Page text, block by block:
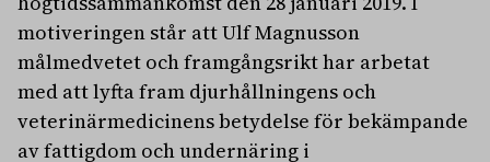
motiveringen står att Ulf Magnusson
målmedvetet och framgångsrikt har arbetat
med att lyfta fram djurhållningens och
veterinärmedicinens betydelse för bekämpande
av fattigdom och undernäring i